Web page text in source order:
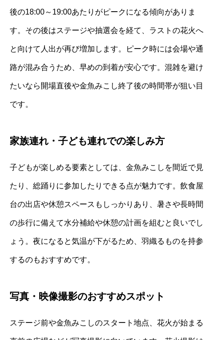
後の18:00～19:00あたりがピークになる傾向がありま
す。その後はステージや抽選会を経て、ラストの花火へ
と向けて人出が再び増加します。ピーク時には会場や通
路が混み合うため、早めの到着が安心です。混雑を避け
たいなら開場直後や金魚みこし終了後の時間帯が狙い目
です。
家族連れ・子ども連れでの楽しみ方
子どもが楽しめる要素としては、金魚みこしを間近で見
たり、総踊りに参加したりできる点が魅力です。飲食屋
台の出店や休憩スペースもしっかりあり、暑さや長時間
の歩行に備えて水分補給や休憩の計画を組むと良いでし
ょう。夜になると気温が下がるため、羽織るものを持参
するのもおすすめです。
写真・映像撮影のおすすめスポット
ステージ前や金魚みこしのスタート地点、花火が始まる